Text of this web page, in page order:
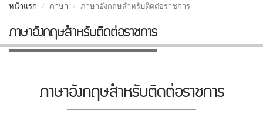
หน้าแรก ภาษา ภาษาอังกฤษสำหรับติดต่อราชการ
ภาษาอังกฤษสำหรับติดต่อราชการ
ภาษาอังกฤษสำหรับติดต่อราชการ